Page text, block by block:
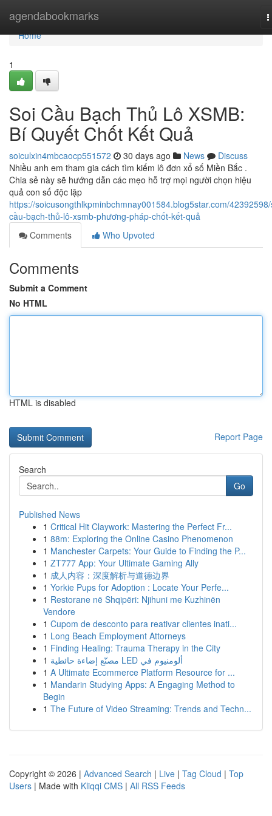
agendabookmarks
Home
Home
1
Soi Cầu Bạch Thủ Lô XSMB:
Bí Quyết Chốt Kết Quả
soiculxin4mbcaocp551572 30 days ago News
Discuss
Nhiều anh em tham gia cách tìm kiếm lô đơn xổ số Miền Bắc .
Chia sẻ này sẽ hướng dẫn các mẹo hỗ trợ mọi người chọn hiệu
quả con số độc lập
https://soicusongthlkpminbchmnay001584.blog5star.com/
cầu-bạch-thủ-lô-xsmb-phương-pháp-chốt-kết-quả
Comments
Who Upvoted
Comments
Submit a Comment
No HTML
HTML is disabled
Report Page
Search
Go
Published News
1 Critical Hit Claywork: Mastering the Perfect Fr...
1 88m: Exploring the Online Casino Phenomenon
1 Manchester Carpets: Your Guide to Finding the P...
1 ZT777 App: Your Ultimate Gaming Ally
1 成人内容：深度解析与道德边界
1 Yorkie Pups for Adoption : Locate Your Perfe...
1 Restorane në Shqipëri: Njihuni me Kuzhinën
Vendore
1 Cupom de desconto para reativar clientes inati...
1 Long Beach Employment Attorneys
1 Finding Healing: Trauma Therapy in the City
1
مصنّع إضاءة حائطية LED ألومنيوم في
1 A Ultimate Ecommerce Platform Resource for ...
1 Mandarin Studying Apps: A Engaging Method to
Begin
1 The Future of Video Streaming: Trends and Techn...
Copyright © 2026 | Advanced Search | Live | Tag Cloud | Top
Users | Made with Kliqqi CMS | All RSS Feeds